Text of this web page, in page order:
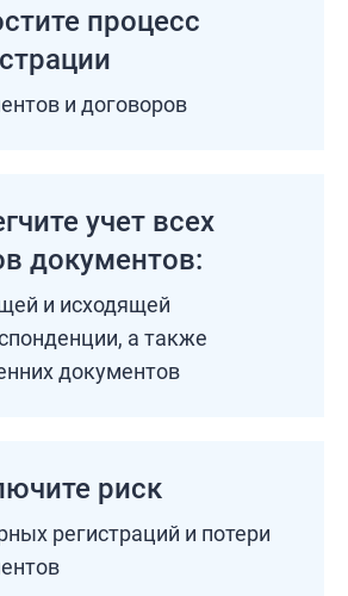
процесс
и договоров
учет всех
документов:
и исходящей
а также
документов
риск
регистраций и потери